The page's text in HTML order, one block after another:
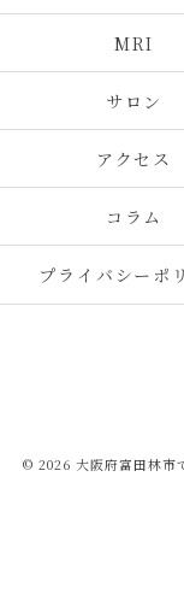
MRI
サロン
アクセス
コラム
プライバシーポ
© 2026 大阪府富田林